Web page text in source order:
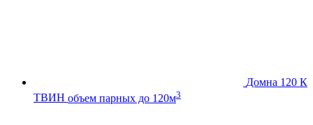
Домна 120 К
ТВИН объем парных до 120м3